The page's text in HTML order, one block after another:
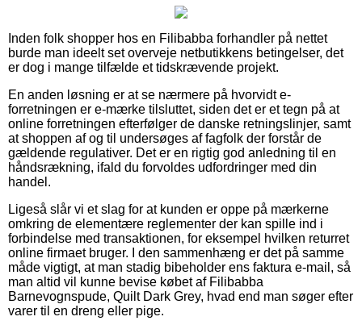
Inden folk shopper hos en Filibabba forhandler på nettet
burde man ideelt set overveje netbutikkens betingelser, det
er dog i mange tilfælde et tidskrævende projekt.
En anden løsning er at se nærmere på hvorvidt e-
forretningen er e-mærke tilsluttet, siden det er et tegn på at
online forretningen efterfølger de danske retningslinjer, samt
at shoppen af og til undersøges af fagfolk der forstår de
gældende regulativer. Det er en rigtig god anledning til en
håndsrækning, ifald du forvoldes udfordringer med din
handel.
Ligeså slår vi et slag for at kunden er oppe på mærkerne
omkring de elementære reglementer der kan spille ind i
forbindelse med transaktionen, for eksempel hvilken returret
online firmaet bruger. I den sammenhæng er det på samme
måde vigtigt, at man stadig bibeholder ens faktura e-mail, så
man altid vil kunne bevise købet af Filibabba
Barnevognspude, Quilt Dark Grey, hvad end man søger efter
varer til en dreng eller pige.